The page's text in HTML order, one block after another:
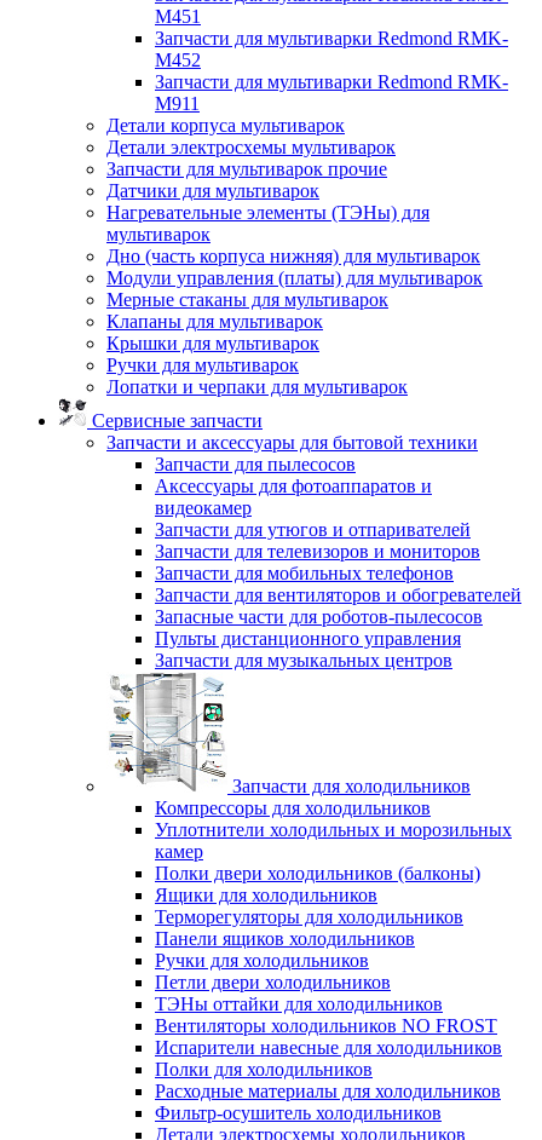
M451
Запчасти для мультиварки Redmond RMK-
M452
Запчасти для мультиварки Redmond RMK-
M911
Детали корпуса мультиварок
Детали электросхемы мультиварок
Запчасти для мультиварок прочие
Датчики для мультиварок
Нагревательные элементы (ТЭНы) для
мультиварок
Дно (часть корпуса нижняя) для мультиварок
Модули управления (платы) для мультиварок
Мерные стаканы для мультиварок
Клапаны для мультиварок
Крышки для мультиварок
Ручки для мультиварок
Лопатки и черпаки для мультиварок
Сервисные запчасти
Запчасти и аксессуары для бытовой техники
Запчасти для пылесосов
Аксессуары для фотоаппаратов и
видеокамер
Запчасти для утюгов и отпаривателей
Запчасти для телевизоров и мониторов
Запчасти для мобильных телефонов
Запчасти для вентиляторов и обогревателей
Запасные части для роботов-пылесосов
Пульты дистанционного управления
Запчасти для музыкальных центров
Запчасти для холодильников
Компрессоры для холодильников
Уплотнители холодильных и морозильных
камер
Полки двери холодильников (балконы)
Ящики для холодильников
Терморегуляторы для холодильников
Панели ящиков холодильников
Ручки для холодильников
Петли двери холодильников
ТЭНы оттайки для холодильников
Вентиляторы холодильников NO FROST
Испарители навесные для холодильников
Полки для холодильников
Расходные материалы для холодильников
Фильтр-осушитель холодильников
Детали электросхемы холодильников